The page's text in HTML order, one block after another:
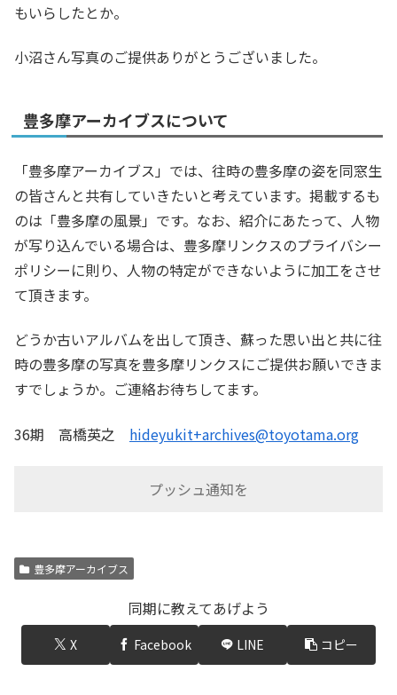
もいらしたとか。
小沼さん写真のご提供ありがとうございました。
豊多摩アーカイブスについて
「豊多摩アーカイブス」では、往時の豊多摩の姿を同窓生
の皆さんと共有していきたいと考えています。掲載するも
のは「豊多摩の風景」です。なお、紹介にあたって、人物
が写り込んでいる場合は、豊多摩リンクスのプライバシー
ポリシーに則り、人物の特定ができないように加工をさせ
て頂きます。
どうか古いアルバムを出して頂き、蘇った思い出と共に往
時の豊多摩の写真を豊多摩リンクスにご提供お願いできま
すでしょうか。ご連絡お待ちしてます。
36期 高橋英之 hideyukit+archives@toyotama.org
プッシュ通知を
豊多摩アーカイブス
同期に教えてあげよう
X Facebook LINE コピー